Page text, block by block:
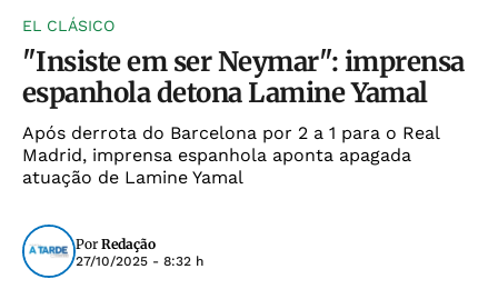
EL CLÁSICO
"Insiste em ser Neymar": imprensa
espanhola detona Lamine Yamal
Após derrota do Barcelona por 2 a 1 para o Real
Madrid, imprensa espanhola aponta apagada
atuação de Lamine Yamal
Por Redação
27/10/2025 - 8:32 h